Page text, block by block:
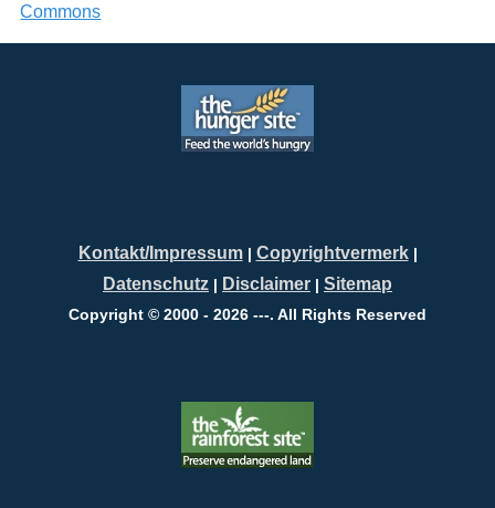
Commons
Kontakt/Impressum| Copyrightvermerk|
Datenschutz | Disclaimer | Sitemap
Copyright © 2000 - 2026 ---. All Rights Reserved